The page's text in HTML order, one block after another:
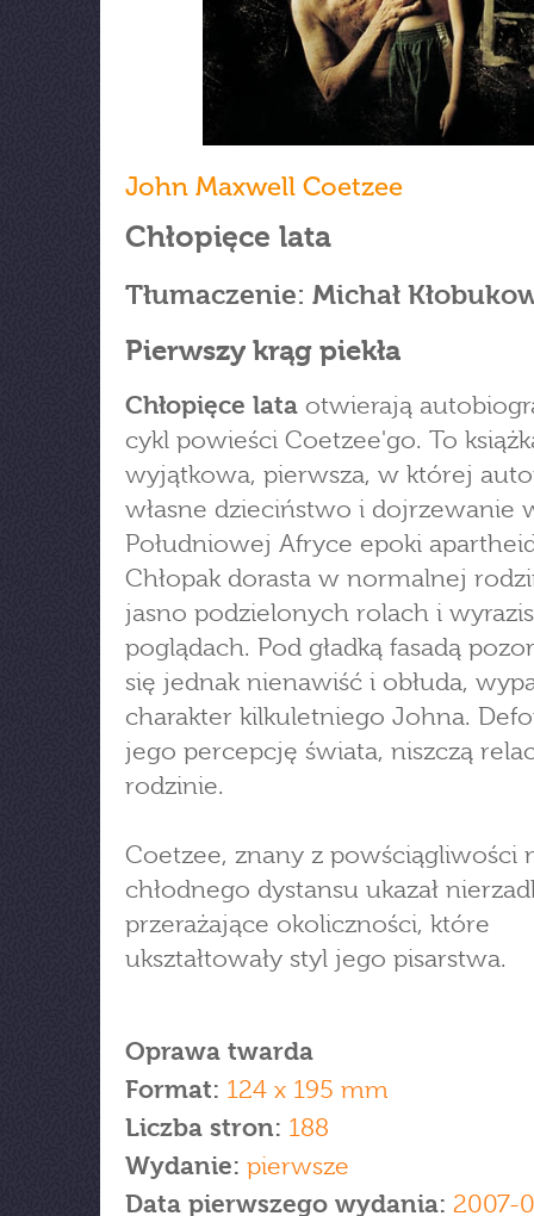
John Maxwell Coetzee
Chłopięce lata
Tłumaczenie: Michał
Pierwszy krąg piekła
Chłopięce lata otwierają
cykl powieści Coetzee'go. To
wyjątkowa, pierwsza, w której
własne dzieciństwo i dojrzewanie
Południowej Afryce epoki
Chłopak dorasta w normalnej
jasno podzielonych rolach i
poglądach. Pod gładką fasadą
się jednak nienawiść i obłuda,
charakter kilkuletniego Johna.
jego percepcję świata, niszczą
rodzinie.
Coetzee, znany z powściągliwości
chłodnego dystansu ukazał
przerażające okoliczności, które
ukształtowały styl jego pisarstwa.
Oprawa twarda
Format: 124 x 195 mm
Liczba stron: 188
Wydanie: pierwsze
Data pierwszego wydania: 2007-